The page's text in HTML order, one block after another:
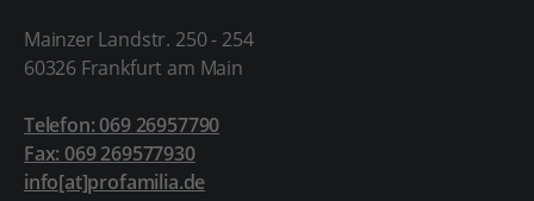
Mainzer Landstr. 250 - 254
60326 Frankfurt am Main
Telefon: 069 26957790
Fax: 069 269577930
info[at]profamilia.de